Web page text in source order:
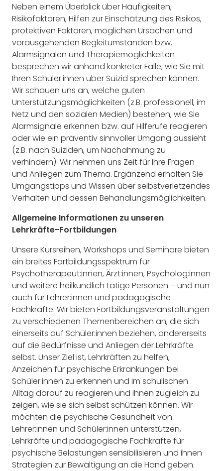
Neben einem Überblick über Häufigkeiten,
Risikofaktoren, Hilfen zur Einschätzung des Risikos,
protektiven Faktoren, möglichen Ursachen und
vorausgehenden Begleitumständen bzw.
Alarmsignalen und Therapiemöglichkeiten
besprechen wir anhand konkreter Fälle, wie Sie mit
Ihren Schüler:innen über Suizid sprechen können.
Wir schauen uns an, welche guten
Unterstützungsmöglichkeiten (z.B. professionell, im
Netz und den sozialen Medien) bestehen, wie Sie
Alarmsignale erkennen bzw. auf Hilferufe reagieren
oder wie ein präventiv sinnvoller Umgang aussieht
(z.B. nach Suiziden, um Nachahmung zu
verhindern). Wir nehmen uns Zeit für Ihre Fragen
und Anliegen zum Thema. Ergänzend erhalten Sie
Umgangstipps und Wissen über selbstverletzendes
Verhalten und dessen Behandlungsmöglichkeiten.
Allgemeine Informationen zu unseren
Lehrkräfte-Fortbildungen
Unsere Kursreihen, Workshops und Seminare bieten
ein breites Fortbildungsspektrum für
Psychotherapeut:innen, Ärzt:innen, Psycholog:innen
und weitere heilkundlich tätige Personen – und nun
auch für Lehrer:innen und pädagogische
Fachkräfte. Wir bieten Fortbildungsveranstaltungen
zu verschiedenen Themenbereichen an, die sich
einerseits auf Schüler:innen beziehen, andererseits
auf die Bedürfnisse und Anliegen der Lehrkräfte
selbst. Unser Ziel ist, Lehrkräften zu helfen,
Anzeichen für psychische Erkrankungen bei
Schüler:innen zu erkennen und im schulischen
Alltag darauf zu reagieren und ihnen zugleich zu
zeigen, wie sie sich selbst schützen können. Wir
möchten die psychische Gesundheit von
Lehrer:innen und Schüler:innen unterstützen,
Lehrkräfte und pädagogische Fachkräfte für
psychische Belastungen sensibilisieren und ihnen
Strategien zur Bewältigung an die Hand geben.